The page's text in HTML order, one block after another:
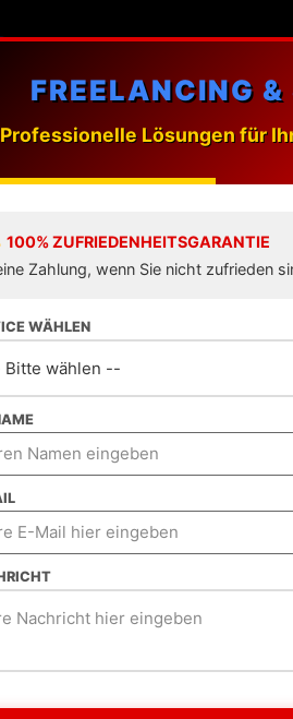
FREELANCING &
Professionelle Lösungen für
100% ZUFRIEDENHEITSGARANTIE
Zahlung, wenn Sie nicht zufrieden
WÄHLEN
mit individuellen Designs
fuer Wuppertal
unter einer Sekunde
WooCommerce
Umsetzung
Backups Support
fuer Wuppertal
Wuppertal WordPress
Deutschland